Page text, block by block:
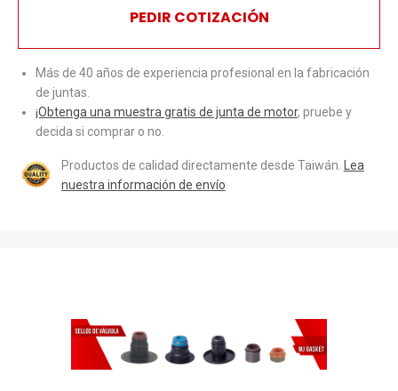
PEDIR COTIZACIÓN
Más de 40 años de experiencia profesional en la fabricación
de juntas.
¡Obtenga una muestra gratis de junta de motor, pruebe y
decida si comprar o no.
Productos de calidad directamente desde Taiwán.
Lea
nuestra información de envío